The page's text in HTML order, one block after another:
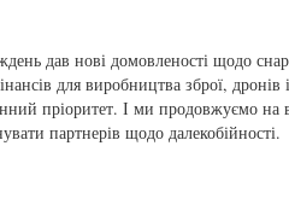
дав нові домовленості щодо
для виробництва зброї,
пріоритет. І ми продовжуємо на
партнерів щодо далекобійності.